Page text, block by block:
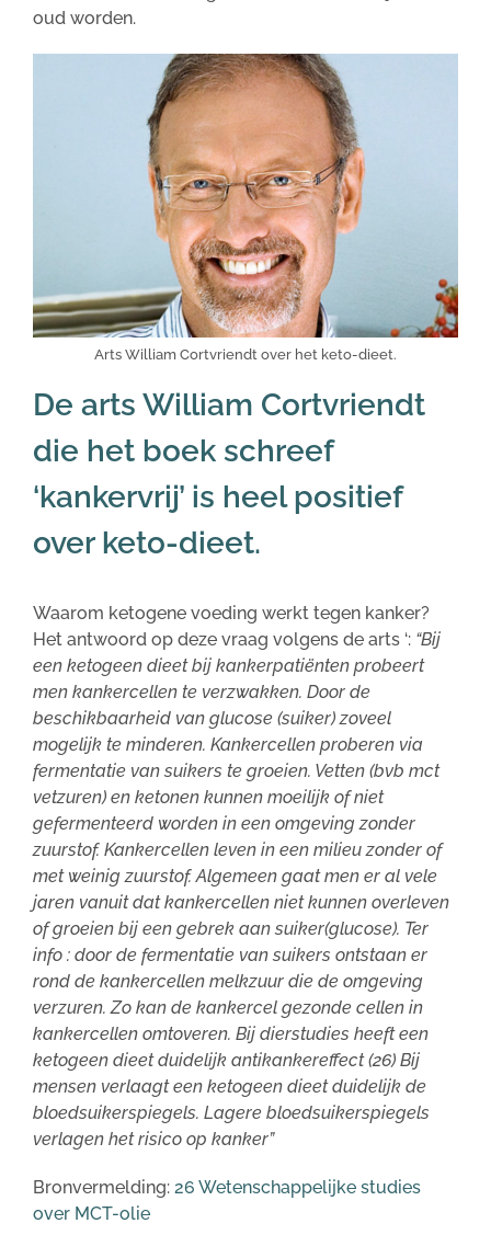
oud worden.
Arts William Cortvriendt over het keto-dieet.
De arts William Cortvriendt
die het boek schreef
‘kankervrij’ is heel positief
over keto-dieet.
Waarom ketogene voeding werkt tegen kanker?
Het antwoord op deze vraag volgens de arts ‘: “Bij
een ketogeen dieet bij kankerpatiënten probeert
men kankercellen te verzwakken. Door de
beschikbaarheid van glucose (suiker) zoveel
mogelijk te minderen. Kankercellen proberen via
fermentatie van suikers te groeien. Vetten (bvb mct
vetzuren) en ketonen kunnen moeilijk of niet
gefermenteerd worden in een omgeving zonder
zuurstof. Kankercellen leven in een milieu zonder of
met weinig zuurstof. Algemeen gaat men er al vele
jaren vanuit dat kankercellen niet kunnen overleven
of groeien bij een gebrek aan suiker(glucose). Ter
info : door de fermentatie van suikers ontstaan er
rond de kankercellen melkzuur die de omgeving
verzuren. Zo kan de kankercel gezonde cellen in
kankercellen omtoveren. Bij dierstudies heeft een
ketogeen dieet duidelijk antikankereffect (26) Bij
mensen verlaagt een ketogeen dieet duidelijk de
bloedsuikerspiegels. Lagere bloedsuikerspiegels
verlagen het risico op kanker”
Bronvermelding: 26 Wetenschappelijke studies
over MCT-olie